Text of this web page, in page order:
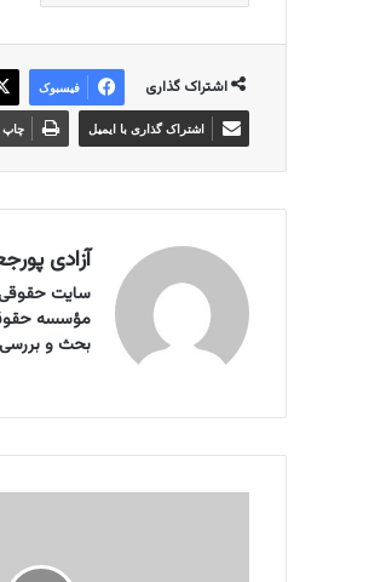
اشتراک گذاری فیسبوک
اشتراک گذاری با ایمیل چاپ
آزادی
سایت حقوقی
بحث و